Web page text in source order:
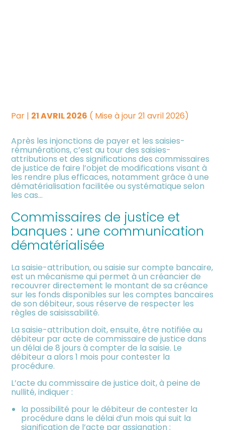
Construire votre patrimoine
Être prêt pour la facturation
électronique
Investir dans la location
meublée
Par | 21 AVRIL 2026 ( Mise à jour 21 avril 2026)
Après les injonctions de payer et les saisies-
rémunérations, c’est au tour des saisies-
attributions et des significations des commissaires
de justice de faire l’objet de modifications visant à
les rendre plus efficaces, notamment grâce à une
dématérialisation facilitée ou systématique selon
les cas…
Commissaires de justice et
banques : une communication
dématérialisée
La saisie-attribution, ou saisie sur compte bancaire,
est un mécanisme qui permet à un créancier de
recouvrer directement le montant de sa créance
sur les fonds disponibles sur les comptes bancaires
de son débiteur, sous réserve de respecter les
règles de saisissabilité.
La saisie-attribution doit, ensuite, être notifiée au
débiteur par acte de commissaire de justice dans
un délai de 8 jours à compter de la saisie. Le
débiteur a alors 1 mois pour contester la
procédure.
L’acte du commissaire de justice doit, à peine de
nullité, indiquer :
la possibilité pour le débiteur de contester la
procédure dans le délai d’un mois qui suit la
signification de l’acte par assignation ;